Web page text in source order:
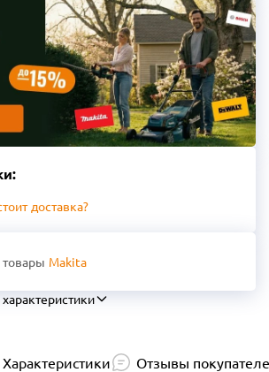
доставка?
Makita
Характеристики Отзывы